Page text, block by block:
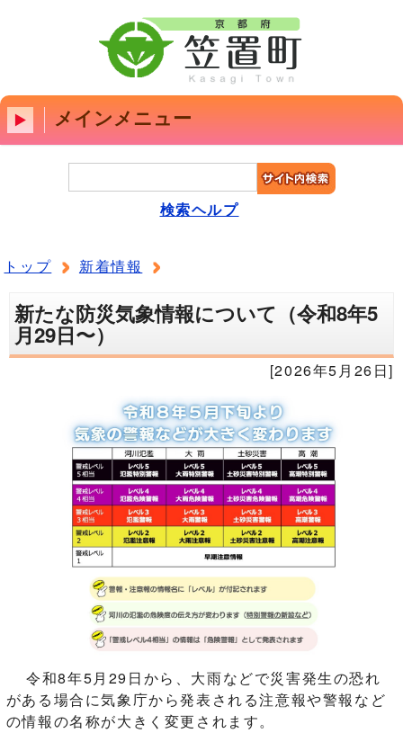
メインメニュー
検索ヘルプ
トップ 新着情報
新たな防災気象情報について（令和8年5
月29日〜）
[2026年5月26日]
令和8年5月29日から、大雨などで災害発生の恐れ
がある場合に気象庁から発表される注意報や警報など
の情報の名称が大きく変更されます。